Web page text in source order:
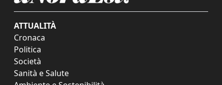
ATTUALITÀ
Cronaca
Politica
Società
Sanità e Salute